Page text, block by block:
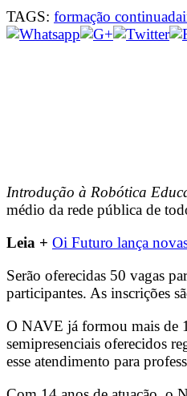
TAGS: formação continuada
Introdução à Robótica
médio da rede pública de
Leia + Oi Futuro lança
Serão oferecidas 50 vagas
participantes. As inscrições
O NAVE já formou mais de
semipresenciais oferecidos
esse atendimento para